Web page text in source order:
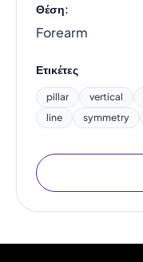
Θέση:
Forearm
Ετικέτες
pillar vertical
line
symmetry